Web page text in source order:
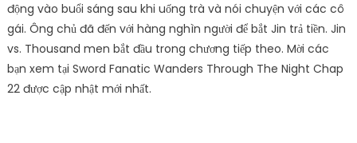
động vào buổi sáng sau khi uống trà và nói chuyện với các cô
gái. Ông chủ đã đến với hàng nghìn người để bắt Jin trả tiền. Jin
vs. Thousand men bắt đầu trong chương tiếp theo. Mời các
bạn xem tại Sword Fanatic Wanders Through The Night Chap
22 được cập nhật mới nhất.